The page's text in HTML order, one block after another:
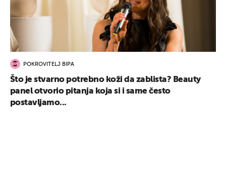
POKROVITELJ BIPA
Što je stvarno potrebno koži da zablista? Beauty
panel otvorio pitanja koja si i same često
postavljamo...